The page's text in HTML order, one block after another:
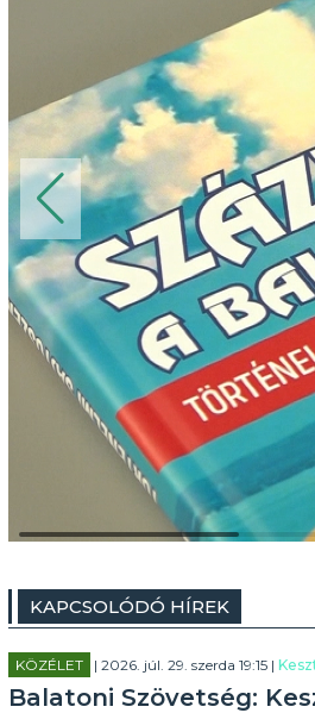
KAPCSOLÓDÓ HÍREK
KÖZÉLET | 2026. júl. 29. szerda 19:15 |
Balatoni Szövetség: